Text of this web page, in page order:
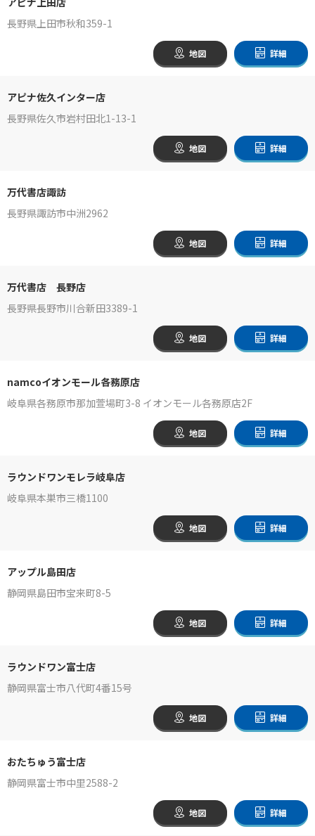
長野県上田市秋和359-1
地図 詳細
アピナ佐久インター店
長野県佐久市岩村田北1-13-1
地図 詳細
万代書店諏訪
長野県諏訪市中洲2962
地図 詳細
万代書店 長野店
長野県長野市川合新田3389-1
地図 詳細
namcoイオンモール各務原店
岐阜県各務原市那加萱場町3-8 イオンモール各務原店2F
地図 詳細
ラウンドワンモレラ岐阜店
岐阜県本巣市三橋1100
地図 詳細
アップル島田店
静岡県島田市宝来町8-5
地図 詳細
ラウンドワン富士店
静岡県富士市八代町4番15号
地図 詳細
おたちゅう富士店
静岡県富士市中里2588-2
地図 詳細